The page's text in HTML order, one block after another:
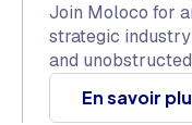
Join Moloco for
strategic
and
En savoir